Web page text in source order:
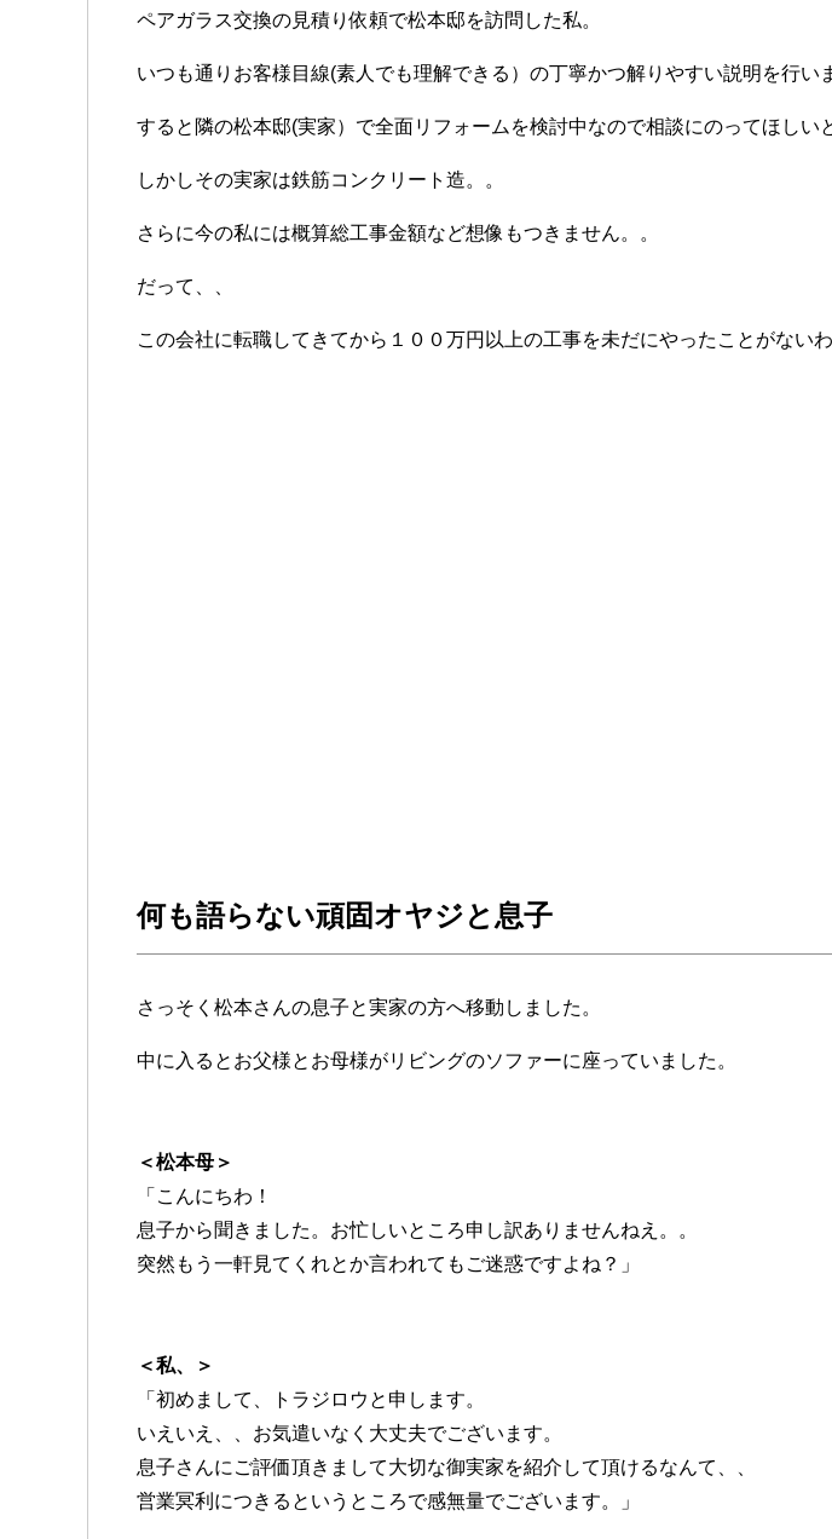
ペアガラス交換の見積り依頼で松本邸を訪問した私。
いつも通りお客様目線(素人でも理解できる）の丁寧かつ解りやすい説明を行い
すると隣の松本邸(実家）で全面リフォームを検討中なので相談にのってほしい
しかしその実家は鉄筋コンクリート造。。
さらに今の私には概算総工事金額など想像もつきません。。
だって、、
この会社に転職してきてから１００万円以上の工事を未だにやったことがないわ
何も語らない頑固オヤジと息子
さっそく松本さんの息子と実家の方へ移動しました。
中に入るとお父様とお母様がリビングのソファーに座っていました。
＜松本母＞
「こんにちわ！
息子から聞きました。お忙しいところ申し訳ありませんねえ。。
突然もう一軒見てくれとか言われてもご迷惑ですよね？」
＜私、＞
「初めまして、トラジロウと申します。
いえいえ、、お気遣いなく大丈夫でございます。
息子さんにご評価頂きまして大切な御実家を紹介して頂けるなんて、、
営業冥利につきるというところで感無量でございます。」